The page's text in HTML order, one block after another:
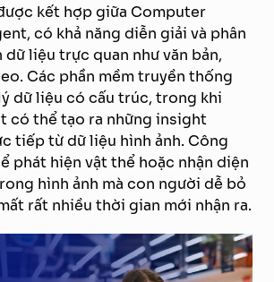
kết hợp giữa Computer
có khả năng diễn giải và phân
liệu trực quan như văn bản,
Các phần mềm truyền thống
dữ liệu có cấu trúc, trong khi
có thể tạo ra những insight
tiếp từ dữ liệu hình ảnh. Công
phát hiện vật thể hoặc nhận diện
hình ảnh mà con người dễ bỏ
rất nhiều thời gian mới nhận ra.